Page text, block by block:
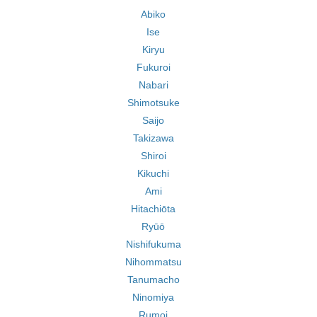
Abiko
Ise
Kiryu
Fukuroi
Nabari
Shimotsuke
Saijo
Takizawa
Shiroi
Kikuchi
Ami
Hitachiōta
Ryūō
Nishifukuma
Nihommatsu
Tanumacho
Ninomiya